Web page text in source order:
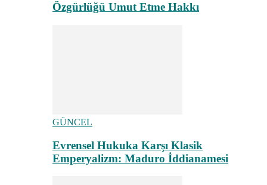
Özgürlüğü Umut Etme Hakkı
GÜNCEL
Evrensel Hukuka Karşı Klasik
Emperyalizm: Maduro İddianamesi